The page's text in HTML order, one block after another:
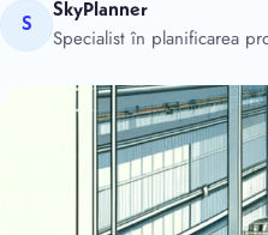
S
SkyPlanner
Specialist în planificarea